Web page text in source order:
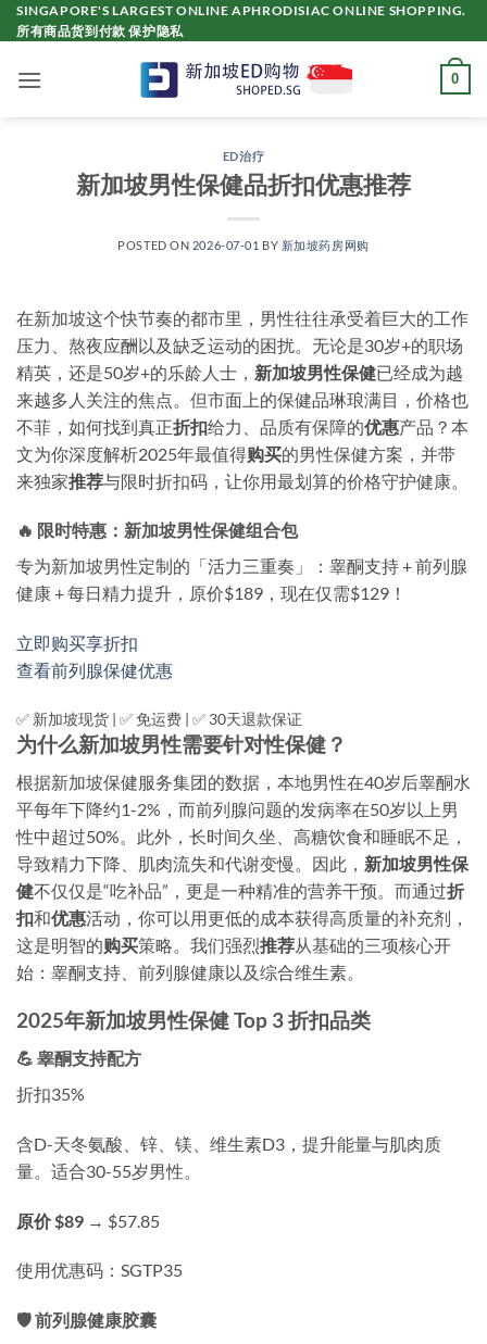
Skip
to
SINGAPORE'S LARGEST ONLINE APHRODISIAC ONLINE SHOPPING.
所有商品货到付款 保护隐私
0
ED治疗
新加坡男性保健品折扣优惠推荐
POSTED ON 2026-07-01 BY 新加坡药房网购
在新加坡这个快节奏的都市里，男性往往承受着巨大的工作
压力、熬夜应酬以及缺乏运动的困扰。无论是30岁+的职场
精英，还是50岁+的乐龄人士， 新加坡男性保健已经成为越
来越多人关注的焦点。但市面上的保健品琳琅满目，价格也
不菲，如何找到真正折扣给力、品质有保障的优惠产品？本
文为你深度解析2025年最值得购买的男性保健方案，并带
来独家推荐与限时折扣码，让你用最划算的价格守护健康。
🔥 限时特惠：新加坡男性保健组合包
专为新加坡男性定制的「活力三重奏」：睾酮支持 + 前列腺
健康 + 每日精力提升，原价$189，现在仅需$129！
立即购买享折扣
查看前列腺保健优惠
✅ 新加坡现货 | ✅ 免运费 | ✅ 30天退款保证
为什么新加坡男性需要针对性保健？
根据新加坡保健服务集团的数据，本地男性在40岁后睾酮水
平每年下降约1-2%，而前列腺问题的发病率在50岁以上男
性中超过50%。此外，长时间久坐、高糖饮食和睡眠不足，
导致精力下降、肌肉流失和代谢变慢。因此， 新加坡男性保
健不仅仅是“吃补品”，更是一种精准的营养干预。而通过折
扣和优惠活动，你可以用更低的成本获得高质量的补充剂，
这是明智的购买策略。我们强烈推荐从基础的三项核心开
始：睾酮支持、前列腺健康以及综合维生素。
2025年新加坡男性保健 Top 3 折扣品类
💪 睾酮支持配方
折扣35%
含D-天冬氨酸、锌、镁、维生素D3，提升能量与肌肉质
量。适合30-55岁男性。
原价 $89 → $57.85
使用优惠码： SGTP35
🛡️ 前列腺健康胶囊